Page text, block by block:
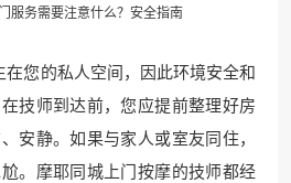
服务需要注意什么？安全指南
在您的私人空间，因此环境安全和
技师到达前，您应提前整理好房
安静。如果与家人或室友同住，
。摩耶同城上门按摩的技师都经